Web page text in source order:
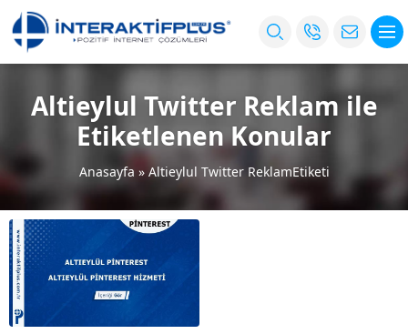
Altieylul Twitter Reklam ile
Etiketlenen Konular
Anasayfa »Altieylul Twitter ReklamEtiketi